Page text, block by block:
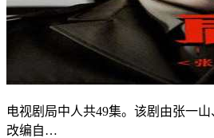
电视剧局中人共49集。该剧由张一
改编自…